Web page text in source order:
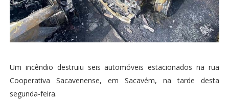
Um incêndio destruiu seis automóveis estacionados na rua
Cooperativa Sacavenense, em Sacavém, na tarde desta
segunda-feira.